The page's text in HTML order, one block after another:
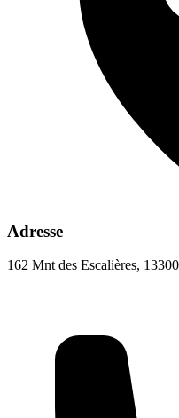
Adresse
162 Mnt des Escalières,